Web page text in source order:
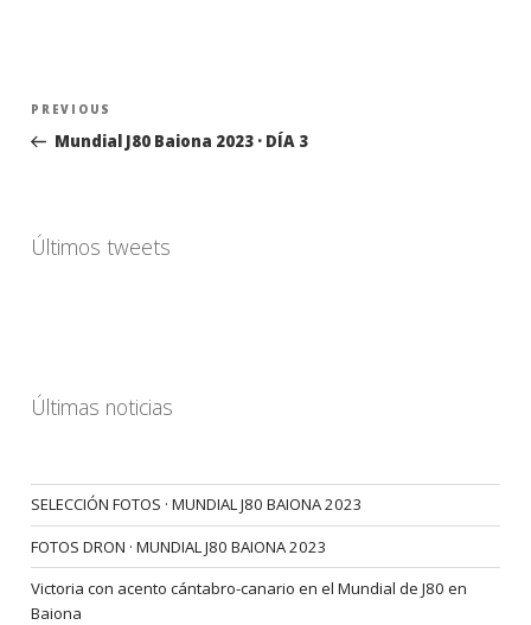
Navegación
entradas
Previous
Post
PREVIOUS
Mundial J80 Baiona 2023 · DÍA 3
Últimos tweets
Últimas noticias
SELECCIÓN FOTOS · MUNDIAL J80 BAIONA 2023
FOTOS DRON · MUNDIAL J80 BAIONA 2023
Victoria con acento cántabro-canario en el Mundial de J80 en
Baiona